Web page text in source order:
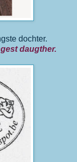
dochter.
daugther.